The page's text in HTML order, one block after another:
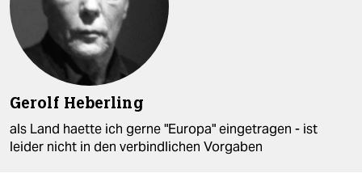
öko
gesellschaft
kultur
sport
Gerolf Heberling
als Land haette ich gerne "Europa" eingetragen - ist
leider nicht in den verbindlichen Vorgaben